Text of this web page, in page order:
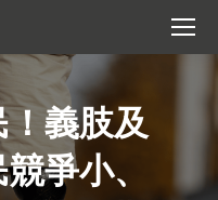
義肢及
爭小、